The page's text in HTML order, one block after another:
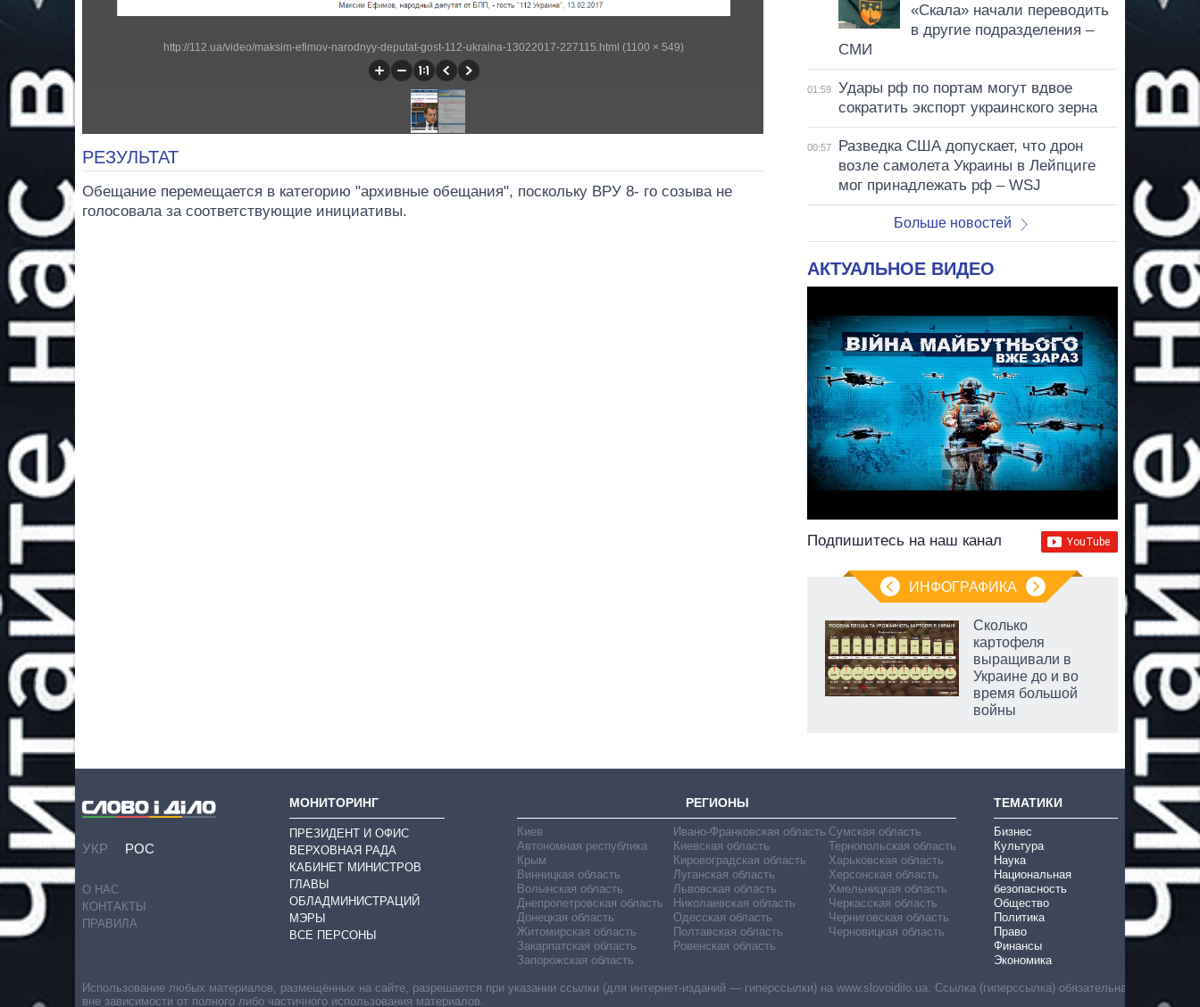
http://112.ua/video/maksim-efimov-narodnyy-deputat-gost-112-ukraina-13022017-227115.html (1100 × 549)
РЕЗУЛЬТАТ
Обещание перемещается в категорию "архивные обещания", поскольку ВРУ 8- го созыва не
голосовала за соответствующие инициативы.
«Скала» начали переводить
в другие подразделения –
СМИ
01:59
Удары рф по портам могут вдвое
сократить экспорт украинского зерна
00:57
Разведка США допускает, что дрон
возле самолета Украины в Лейпциге
мог принадлежать рф – WSJ
Больше новостей
АКТУАЛЬНОЕ ВИДЕО
Подпишитесь на наш канал
ИНФОГРАФИКА
Сколько
картофеля
выращивали в
Украине до и во
время большой
войны
УКР РОС
О НАС
КОНТАКТЫ
ПРАВИЛА
МОНИТОРИНГ
ПРЕЗИДЕНТ И ОФИС
ВЕРХОВНАЯ РАДА
КАБИНЕТ МИНИСТРОВ
ГЛАВЫ
ОБЛАДМИНИСТРАЦИЙ
МЭРЫ
ВСЕ ПЕРСОНЫ
РЕГИОНЫ
Киев
Автономная республика
Крым
Винницкая область
Волынская область
Днепропетровская область
Донецкая область
Житомирская область
Закарпатская область
Запорожская область
Ивано-Франковская область
Киевская область
Кировоградская область
Луганская область
Львовская область
Николаевская область
Одесская область
Полтавская область
Ровенская область
Сумская область
Тернопольская область
Харьковская область
Херсонская область
Хмельницкая область
Черкасская область
Черниговская область
Черновицкая область
ТЕМАТИКИ
Бизнес
Культура
Наука
Национальная
безопасность
Общество
Политика
Право
Финансы
Экономика
Использование любых материалов, размещённых на сайте, разрешается при указании ссылки (для интернет-изданий — гиперссылки) на www.slovoidilo.ua. Ссылка (гиперссылка) обязательна
вне зависимости от полного либо частичного использования материалов.